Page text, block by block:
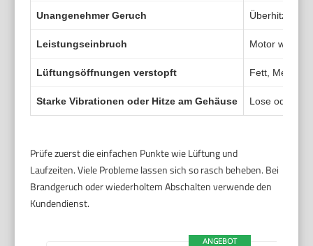
Unangenehmer Geruch Überhitzte
Leistungseinbruch Motor wird
Lüftungsöffnungen verstopft Fett, Mehl
Starke Vibrationen oder Hitze am Gehäuse Lose oder
Prüfe zuerst die einfachen Punkte wie Lüftung und
Laufzeiten. Viele Probleme lassen sich so rasch beheben. Bei
Brandgeruch oder wiederholtem Abschalten verwende den
Kundendienst.
ANGEBOT